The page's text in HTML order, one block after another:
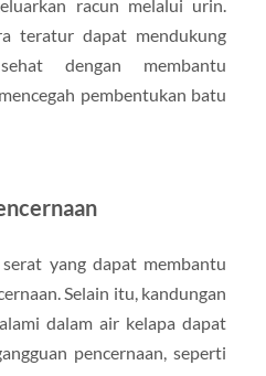
racun melalui urin.
teratur dapat mendukung
dengan membantu
pembentukan batu
yang dapat membantu
Selain itu, kandungan
dalam air kelapa dapat
pencernaan, seperti